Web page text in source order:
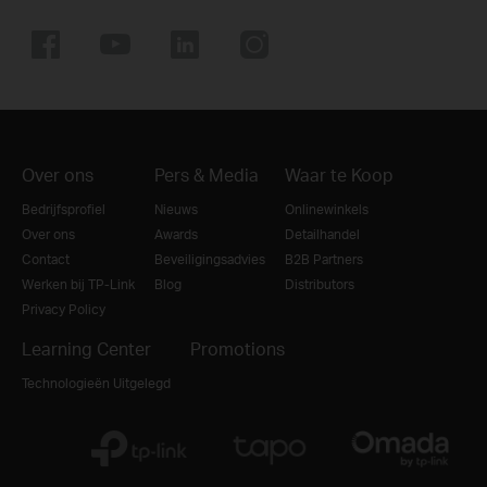
Over ons
Bedrijfsprofiel
Over ons
Contact
Werken bij TP-Link
Privacy Policy
Pers & Media
Nieuws
Awards
Beveiligingsadvies
Blog
Waar te Koop
Onlinewinkels
Detailhandel
B2B Partners
Distributors
Learning Center
Technologieën Uitgelegd
Promotions